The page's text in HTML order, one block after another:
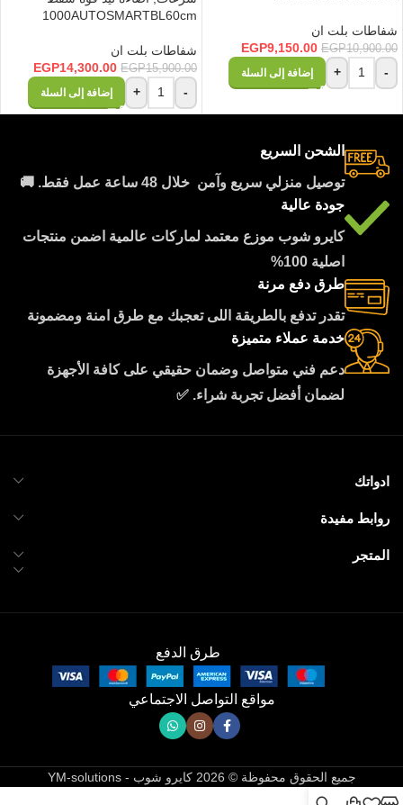
شفاطات بلت ان
EGP10,900.00
EGP9,150.00
-
+ إضافة إلى السلة
1000AUTOSMARTBL60cm
شفاطات بلت ان
EGP15,900.00
EGP14,300.00
-
+ إضافة إلى السلة
الشحن السريع
توصيل منزلي سريع وآمن خلال 48 ساعة عمل فقط. 🚚
جودة عالية
كايرو شوب موزع معتمد لماركات عالمية اضمن منتجات
اصلية 100%
طرق دفع مرنة
تقدر تدفع بالطريقة اللى تعجبك مع طرق امنة ومضمونة
خدمة عملاء متميزة
دعم فني متواصل وضمان حقيقي على كافة الأجهزة
لضمان أفضل تجربة شراء. ✅
ادواتك
روابط مفيدة
المتجر
طرق الدفع
مواقع التواصل الاجتماعي
جميع الحقوق محفوظة © 2026 كايرو شوب - YM-solutions